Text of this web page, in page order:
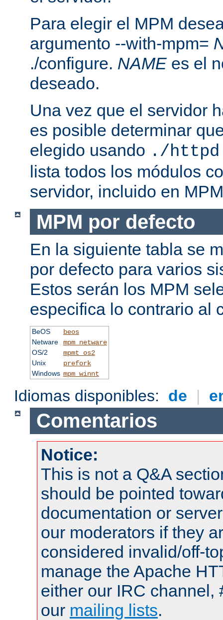
Para elegir el MPM
argumento --with-mpm=
./configure. NAME es el
deseado.
Una vez que el servidor
es posible determinar
elegido usando ./
lista todos los módulos
servidor, incluido en
MPM por defecto
En la siguiente tabla se
por defecto para varios
Estos serán los MPM
especifica lo contrario al
BeOS
beos
Netware
mpm_netware
OS/2
mpmt_os2
Unix
prefork
Windows mpm_winnt
Idiomas disponibles: de |
Comentarios
Notice:
This is not a Q&A
should be pointed
documentation or
our moderators if they
considered invalid/off-
manage the Apache
either our IRC channel,
our mailing lists.